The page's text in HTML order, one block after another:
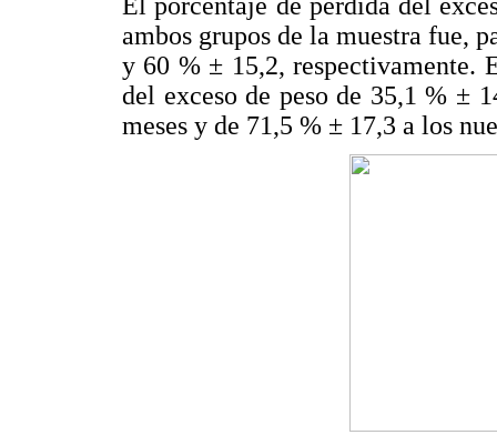
ambos grupos de la muestra fue,
y 60 % ± 15,2, respectivamente.
del exceso de peso de 35,1 % ±
meses y de 71,5 % ± 17,3 a los